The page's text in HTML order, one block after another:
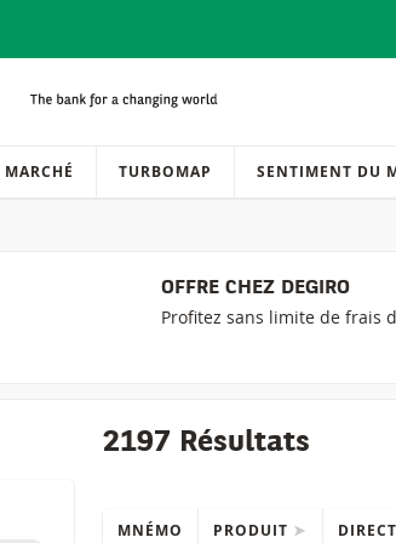
le site
TURBOMAP SENTIMENT DU
OFFRE CHEZ DEGIRO
Profitez sans limite de frais
2197 Résultats
MNÉMO PRODUIT